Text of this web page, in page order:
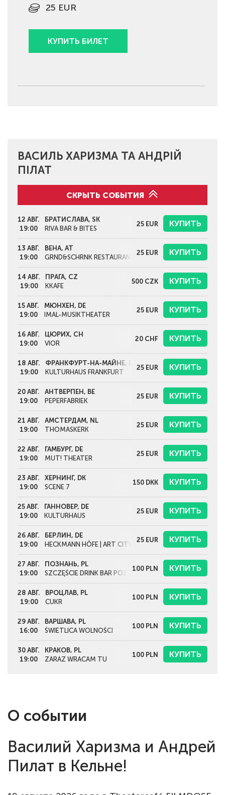
25 EUR
КУПИТЬ БИЛЕТ
ВАСИЛЬ ХАРИЗМА ТА АНДРІЙ
ПІЛАТ
СКРЫТЬ СОБЫТИЯ
12 АВГ.
19:00
БРАТИСЛАВА, SK
RIVA BAR & BITES
25 EUR КУПИТЬ
13 АВГ.
19:00
ВЕНА, AT
GRND&SCHRNK RESTAURANT
25 EUR КУПИТЬ
14 АВГ.
19:00
ПРАГА, CZ
KKAFE
500 CZK КУПИТЬ
15 АВГ.
19:00
МЮНХЕН, DE
IMAL-MUSIKTHEATER
25 EUR КУПИТЬ
16 АВГ.
19:00
ЦЮРИХ, CH
VIOR
20 CHF КУПИТЬ
18 АВГ.
19:00
ФРАНКФУРТ-НА-МАЙНЕ, DE
KULTURHAUS FRANKFURT
25 EUR КУПИТЬ
20 АВГ.
19:00
АНТВЕРПЕН, BE
PEPERFABRIEK
25 EUR КУПИТЬ
21 АВГ.
19:00
АМСТЕРДАМ, NL
THOMASKERK
25 EUR КУПИТЬ
22 АВГ.
19:00
ГАМБУРГ, DE
MUT! THEATER
25 EUR КУПИТЬ
23 АВГ.
19:00
ХЕРНИНГ, DK
SCENE 7
150 DKK КУПИТЬ
25 АВГ.
19:00
ГАННОВЕР, DE
KULTURHAUS
25 EUR КУПИТЬ
26 АВГ.
19:00
БЕРЛИН, DE
HECKMANN HÖFE | ART CITY PEOPLE BIG PLACE
25 EUR КУПИТЬ
27 АВГ.
19:00
ПОЗНАНЬ, PL
SZCZĘŚCIE DRINK BAR POZNAŃ
100 PLN КУПИТЬ
28 АВГ.
19:00
ВРОЦЛАВ, PL
CUKR
100 PLN КУПИТЬ
29 АВГ.
16:00
ВАРШАВА, PL
ŚWIETLICA WOLNOŚCI
100 PLN КУПИТЬ
30 АВГ.
19:00
КРАКОВ, PL
ZARAZ WRACAM TU
100 PLN КУПИТЬ
О событии
Василий Харизма и Андрей
Пилат в Кельне!